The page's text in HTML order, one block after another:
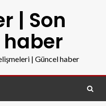
| Son
| Güncel haber